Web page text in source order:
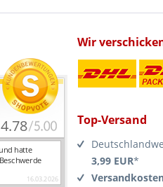
Wir
Top-Versand
3,99 EUR*